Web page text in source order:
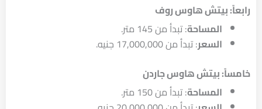
رابعاً: بيتش هاوس روف
المساحة: تبدأ من 145 متر.
السعر: تبدأ من 17,000,000 جنيه.
خامساً: بيتش هاوس جاردن
المساحة: تبدأ من 150 متر.